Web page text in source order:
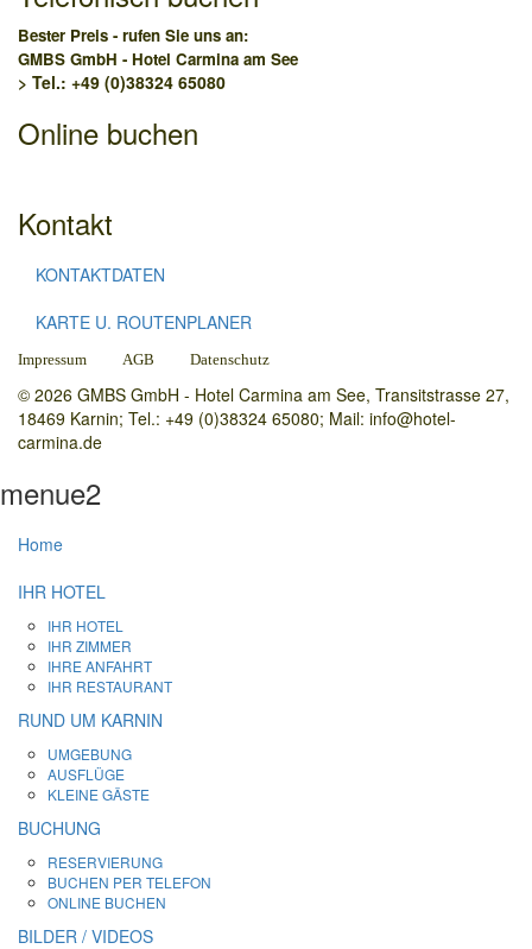
Bester Preis - rufen Sie uns an:
GMBS GmbH - Hotel Carmina am See
> Tel.: +49 (0)38324 65080
Online buchen
Kontakt
KONTAKTDATEN
KARTE U. ROUTENPLANER
Impressum AGB Datenschutz
© 2026 GMBS GmbH - Hotel Carmina am See, Transitstrasse 27,
18469 Karnin; Tel.: +49 (0)38324 65080; Mail: info@hotel-
carmina.de
menue2
Home
IHR HOTEL
IHR HOTEL
IHR ZIMMER
IHRE ANFAHRT
IHR RESTAURANT
RUND UM KARNIN
UMGEBUNG
AUSFLÜGE
KLEINE GÄSTE
BUCHUNG
RESERVIERUNG
BUCHEN PER TELEFON
ONLINE BUCHEN
BILDER / VIDEOS